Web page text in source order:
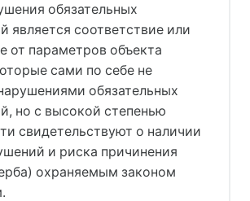
обязательных
является соответствие или
от параметров объекта
сами по себе не
обязательных
но с высокой степенью
свидетельствуют о наличии
и риска причинения
охраняемым законом